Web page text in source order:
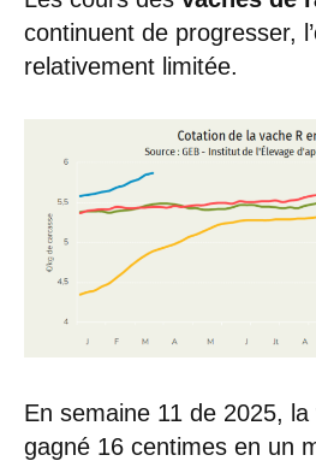
continuent de progresser,
relativement limitée.
En semaine 11 de 2025, la
gagné 16 centimes en un